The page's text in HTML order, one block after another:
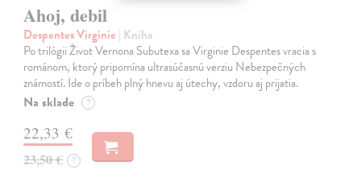
Ahoj, debil
Despentes Virginie | Kniha
Po trilógii Život Vernona Subutexa sa Virginie Despentes vracia s
románom, ktorý pripomína ultrasúčasnú verziu Nebezpečných
známostí. Ide o príbeh plný hnevu aj útechy, vzdoru aj prijatia.
Na sklade ?
22,33 €
23,50 € ?